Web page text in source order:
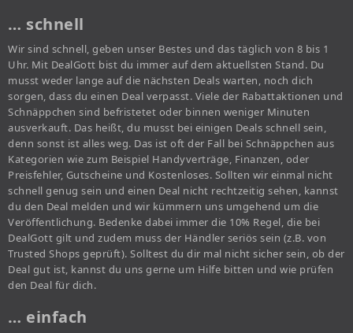
… schnell
Wir sind schnell, geben unser Bestes und das täglich von 8 bis 1
Uhr. Mit DealGott bist du immer auf dem aktuellsten Stand. Du
musst weder lange auf die nächsten Deals warten, noch dich
sorgen, dass du einen Deal verpasst. Viele der Rabattaktionen und
Schnäppchen sind befristetet oder binnen weniger Minuten
ausverkauft. Das heißt, du musst bei einigen Deals schnell sein,
denn sonst ist alles weg. Das ist oft der Fall bei Schnäppchen aus
Kategorien wie zum Beispiel Handyverträge, Finanzen, oder
Preisfehler, Gutscheine und Kostenloses. Sollten wir einmal nicht
schnell genug sein und einen Deal nicht rechtzeitig sehen, kannst
du den Deal melden und wir kümmern uns umgehend um die
Veröffentlichung. Bedenke dabei immer die 10% Regel, die bei
DealGott gilt und zudem muss der Händler seriös sein (z.B. von
Trusted Shops geprüft). Solltest du dir mal nicht sicher sein, ob der
Deal gut ist, kannst du uns gerne um Hilfe bitten und wie prüfen
den Deal für dich.
… einfach